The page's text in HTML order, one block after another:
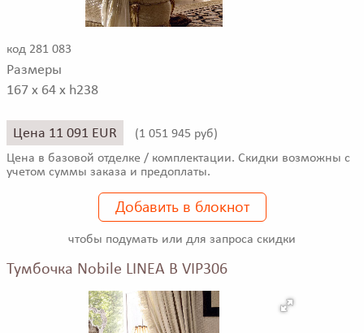
код 281 083
Размеры
167 x 64 x h238
Цена 11 091 EUR (1 051 945 руб)
Цена в базовой отделке / комплектации. Скидки возможны с
учетом суммы заказа и предоплаты.
Добавить в блокнот
чтобы подумать или для запроса скидки
Тумбочка Nobile LINEA B VIP306